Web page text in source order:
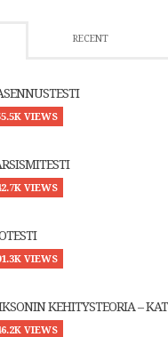
RECENT
VIEWS
VIEWS
VIEWS
KEHITYSTEORIA –
VIEWS